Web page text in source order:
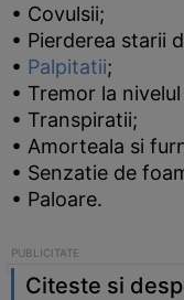
• Covulsii;
• Pierderea starii
• Palpitatii;
• Tremor la
• Transpiratii;
• Amorteala si
• Senzatie de
• Paloare.
Citeste si